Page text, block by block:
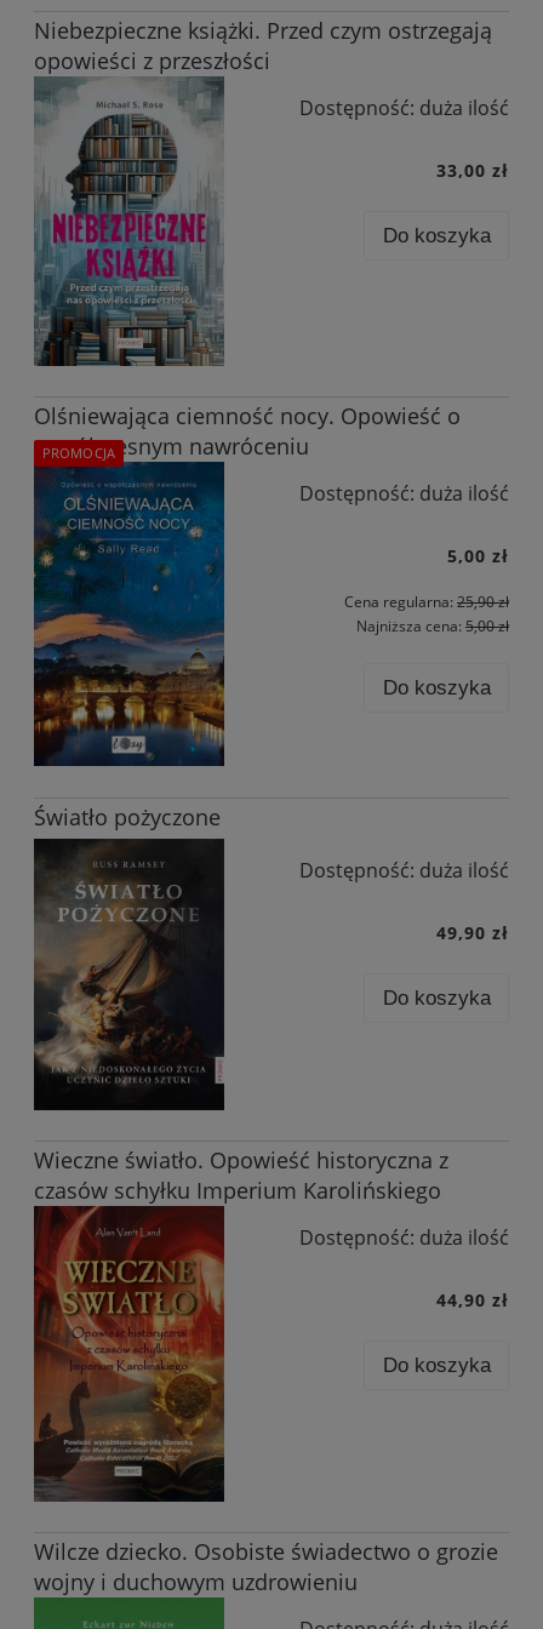
Niebezpieczne książki. Przed czym ostrzegają
opowieści z przeszłości
Dostępność: duża ilość
33,00 zł
Do koszyka
Olśniewająca ciemność nocy. Opowieść o
współczesnym nawróceniu
Dostępność: duża ilość
5,00 zł
Cena regularna: 25,90 zł
Najniższa cena: 5,00 zł
Do koszyka
PROMOCJA
Światło pożyczone
Dostępność: duża ilość
49,90 zł
Do koszyka
Wieczne światło. Opowieść historyczna z
czasów schyłku Imperium Karolińskiego
Dostępność: duża ilość
44,90 zł
Do koszyka
Wilcze dziecko. Osobiste świadectwo o grozie
wojny i duchowym uzdrowieniu